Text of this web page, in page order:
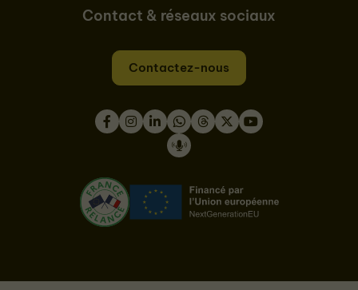
Contact & réseaux sociaux
Contactez-nous
Instagram
LinkedInWhatsApp